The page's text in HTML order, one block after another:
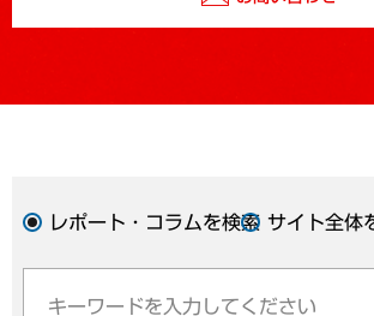
レポート・コラムを検索 サイト全体